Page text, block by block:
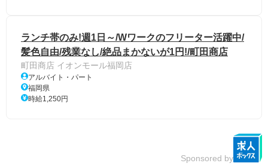
ランチ帯のみ!週1日～/Wワークのフリーター活躍中/
髪色自由/残業なし/絶品まかないが1円!/町田商店
町田商店 イオンモール福岡店
アルバイト・パート
福岡県
時給1,250円
Sponsored by